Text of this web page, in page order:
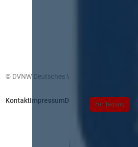
Zur Tagung
© DVNW Deutsches Vergabenetzwerk GmbH
KontaktImpressumDatenschutz